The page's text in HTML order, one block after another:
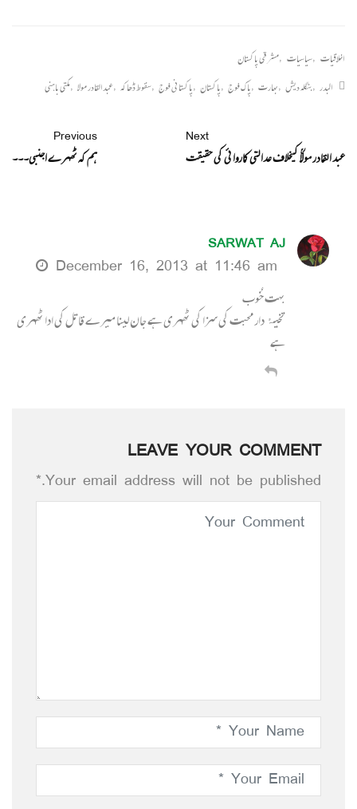
اخلاقیات ,سیاسیات ,مشرقی پاکستان
البدر ,بنگلہ دیش ,بھارت ,پاک فوج ,پاکستان ,پاکستانی فوج ,سقوط ڈھاکہ ,عبدالقادر مولا ,مکتی باہنی
Previous
ہم کہ ٹھہرے اجنبی۔۔۔
Next
عبد القادر مولاؒ کیخلاف عدالتی کاروائی کی حقیقت
SARWAT AJ
December 16, 2013 at 11:46 am
بہت خُوب
تختۂ دار محبت کی سزا کی ٹھہری ہے جان لینا میرے قاتل کی ادا ٹھہری
ہے
LEAVE YOUR COMMENT
Your email address will not be published.*